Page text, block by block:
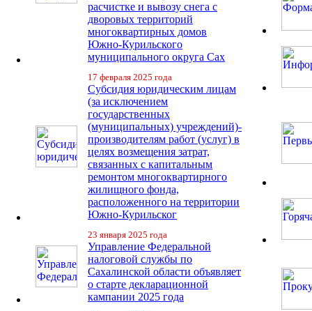
расчистке и вывозу снега с
дворовых территорий
многоквартирных домов
Южно-Курильского
муниципального округа Сах
17 февраля 2025 года
Субсидия юридическим лицам
(за исключением
государственных
(муниципальных) учреждений)-
производителям работ (услуг) в
целях возмещения затрат,
связанных с капитальным
ремонтом многоквартирного
жилищного фонда,
расположенного на территории
Южно-Курильског
23 января 2025 года
Управление Федеральной
налоговой службы по
Сахалинской области объявляет
о старте декларационной
кампании 2025 года